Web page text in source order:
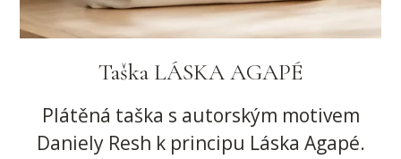
Taška LÁSKA AGAPÉ
Plátěná taška s autorským motivem
Daniely Resh k principu Láska Agapé.